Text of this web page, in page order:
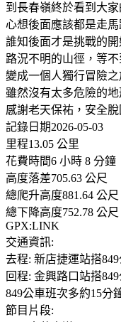
到長春嶺終於看到大
心想後面應該都是走
誰知後面才是挑戰的開
路況不明的山徑，等
變成一個人獨行冒險之
雖然沒有太多危險的
感謝老天保祐，安全脫
記錄日期2026-05-03
里程13.05 公里
花費時間6 小時 8 分鐘
高度落差705.63 公尺
總爬升高度881.64 公尺
總下降高度752.78 公尺
GPX:LINK
交通資訊:
去程: 新店捷運站搭
回程: 金興路口站搭
849公車班次多約15分
節目片段: